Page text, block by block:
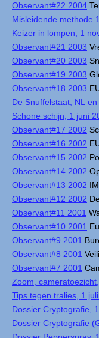
Observant#22 2004
Misleidende methode
Keizer in lompen, 1
Observant#21 2003
Observant#20 2003
Observant#19 2003
Observant#18 2003
De Snuffelstaat, NL
Schone schijn, 1 juni
Observant#17 2002
Observant#16 2002
Observant#15 2002
Observant#14 2002
Observant#13 2002
Observant#12 2002
Observant#11 2001
Observant#10 2001
Observant#9 2001
Observant#8 2001
Observant#7 2001
Zoom,
Tips tegen tralies, 1
Dossier Cryptografie,
Dossier Cryptografie